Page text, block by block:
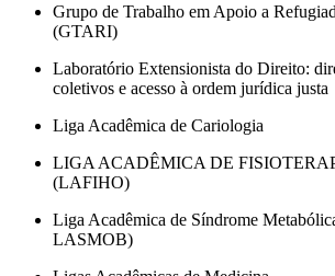
Grupo de Trabalho em Apoio a
(GTARI)
Laboratório Extensionista do Direito:
coletivos e acesso à ordem jurídica justa
Liga Acadêmica de Cariologia
LIGA ACADÊMICA DE
(LAFIHO)
Liga Acadêmica de Síndrome
LASMOB)